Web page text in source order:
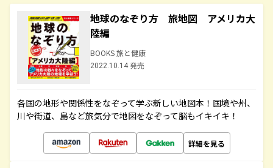
地球のなぞり方 旅地図 アメリカ大
陸編
BOOKS 旅と健康
2022.10.14 発売
各国の地形や関係性をなぞって学ぶ新しい地図本！国境や州、
川や街道、島など旅気分で地図をなぞって脳もイキイキ！
詳細を見る